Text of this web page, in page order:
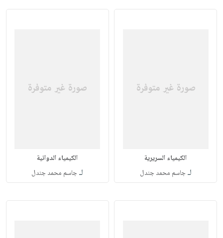
الكيمياء السريرية
لـجاسم محمد جندل
الكيمياء الدوائية
لـجاسم محمد جندل